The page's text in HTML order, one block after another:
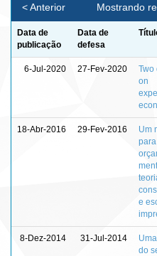
Mostrando
< Anterior
Data de
publicação
Data de
defesa
6-Jul-2020 27-Fev-2020
Two
on
18-Abr-2016 29-Fev-2016
Um
para
e
8-Dez-2014 31-Jul-2014
do